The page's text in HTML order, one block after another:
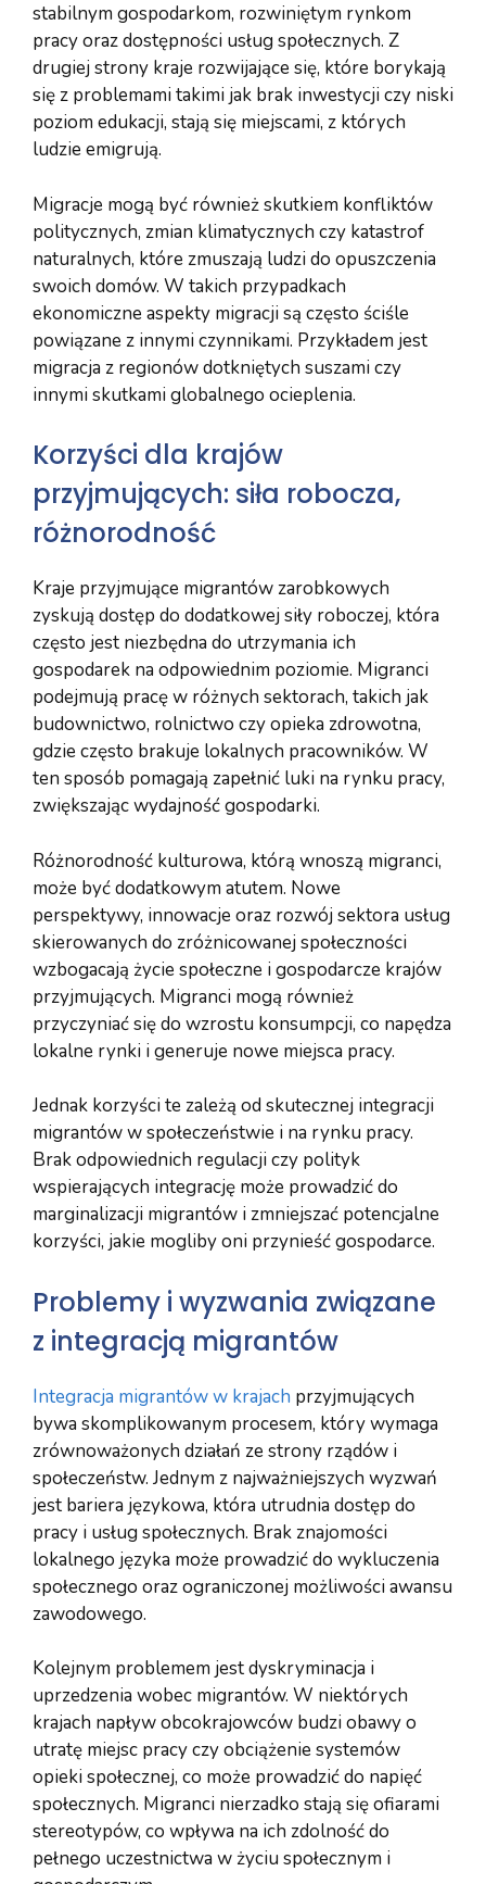
stabilnym gospodarkom, rozwiniętym rynkom
pracy oraz dostępności usług społecznych. Z
drugiej strony kraje rozwijające się, które borykają
się z problemami takimi jak brak inwestycji czy niski
poziom edukacji, stają się miejscami, z których
ludzie emigrują.
Migracje mogą być również skutkiem konfliktów
politycznych, zmian klimatycznych czy katastrof
naturalnych, które zmuszają ludzi do opuszczenia
swoich domów. W takich przypadkach
ekonomiczne aspekty migracji są często ściśle
powiązane z innymi czynnikami. Przykładem jest
migracja z regionów dotkniętych suszami czy
innymi skutkami globalnego ocieplenia.
Korzyści dla krajów
przyjmujących: siła robocza,
różnorodność
Kraje przyjmujące migrantów zarobkowych
zyskują dostęp do dodatkowej siły roboczej, która
często jest niezbędna do utrzymania ich
gospodarek na odpowiednim poziomie. Migranci
podejmują pracę w różnych sektorach, takich jak
budownictwo, rolnictwo czy opieka zdrowotna,
gdzie często brakuje lokalnych pracowników. W
ten sposób pomagają zapełnić luki na rynku pracy,
zwiększając wydajność gospodarki.
Różnorodność kulturowa, którą wnoszą migranci,
może być dodatkowym atutem. Nowe
perspektywy, innowacje oraz rozwój sektora usług
skierowanych do zróżnicowanej społeczności
wzbogacają życie społeczne i gospodarcze krajów
przyjmujących. Migranci mogą również
przyczyniać się do wzrostu konsumpcji, co napędza
lokalne rynki i generuje nowe miejsca pracy.
Jednak korzyści te zależą od skutecznej integracji
migrantów w społeczeństwie i na rynku pracy.
Brak odpowiednich regulacji czy polityk
wspierających integrację może prowadzić do
marginalizacji migrantów i zmniejszać potencjalne
korzyści, jakie mogliby oni przynieść gospodarce.
Problemy i wyzwania związane
z integracją migrantów
Integracja migrantów w krajach przyjmujących
bywa skomplikowanym procesem, który wymaga
zrównoważonych działań ze strony rządów i
społeczeństw. Jednym z najważniejszych wyzwań
jest bariera językowa, która utrudnia dostęp do
pracy i usług społecznych. Brak znajomości
lokalnego języka może prowadzić do wykluczenia
społecznego oraz ograniczonej możliwości awansu
zawodowego.
Kolejnym problemem jest dyskryminacja i
uprzedzenia wobec migrantów. W niektórych
krajach napływ obcokrajowców budzi obawy o
utratę miejsc pracy czy obciążenie systemów
opieki społecznej, co może prowadzić do napięć
społecznych. Migranci nierzadko stają się ofiarami
stereotypów, co wpływa na ich zdolność do
pełnego uczestnictwa w życiu społecznym i